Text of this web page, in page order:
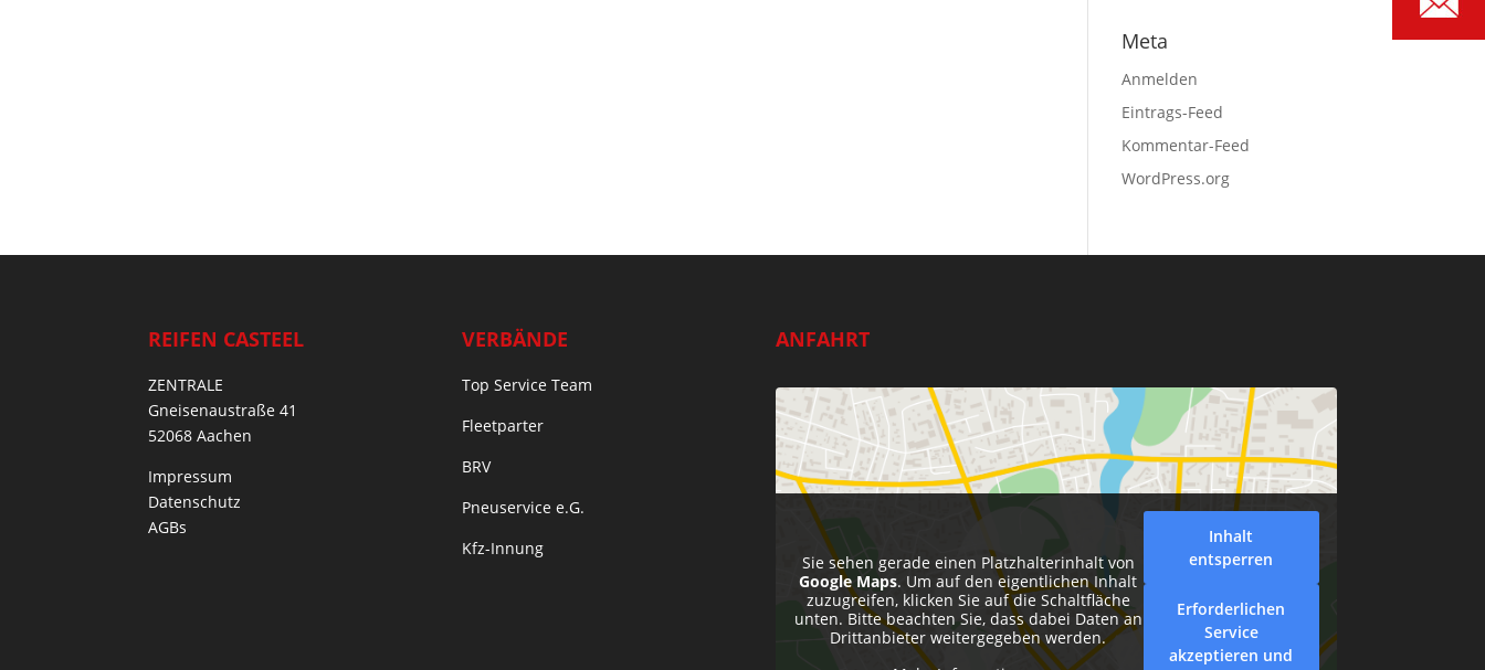
Meta
Anmelden
Eintrags-Feed
Kommentar-Feed
WordPress.org
REIFEN CASTEEL
ZENTRALE
Gneisenaustraße 41
52068 Aachen
Impressum
Datenschutz
AGBs
VERBÄNDE
Top Service Team
Fleetparter
BRV
Pneuservice e.G.
Kfz-Innung
ANFAHRT
Sie sehen gerade einen Platzhalterinhalt von
Google Maps. Um auf den eigentlichen Inhalt
zuzugreifen, klicken Sie auf die Schaltfläche
unten. Bitte beachten Sie, dass dabei Daten an
Drittanbieter weitergegeben werden.
Inhalt
entsperren
Erforderlichen
Service
akzeptieren und